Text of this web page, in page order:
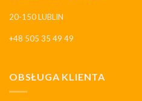
20-150 LUBLIN
+48 505 35 49 49
OBSŁUGA KLIENTA